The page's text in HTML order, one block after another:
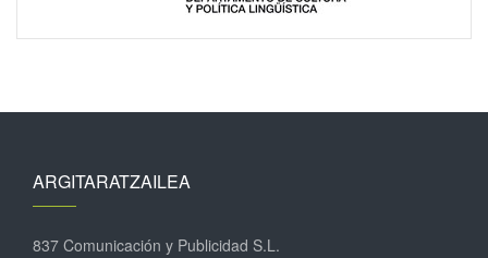
ARGITARATZAILEA
837 Comunicación y Publicidad S.L.